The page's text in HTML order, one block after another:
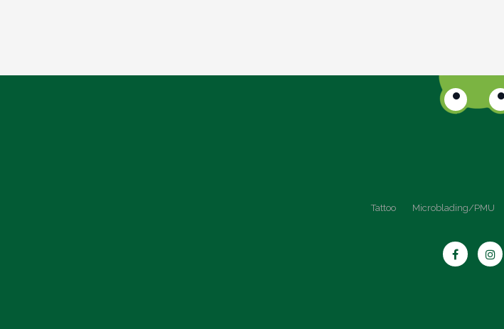
Tattoo Microblading/PMU